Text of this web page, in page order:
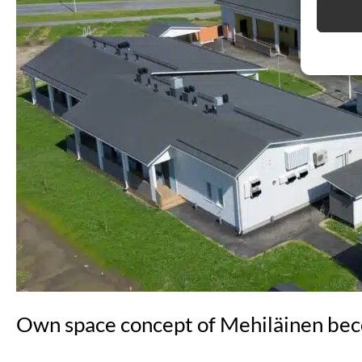
Own space concept of Mehiläinen